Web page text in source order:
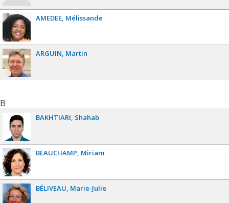
AMEDEE Mélissande
ARGUIN Martin
B
BAKHTIARI Shahab
BEAUCHAMP Miriam
BÉLIVEAU Marie-Julie